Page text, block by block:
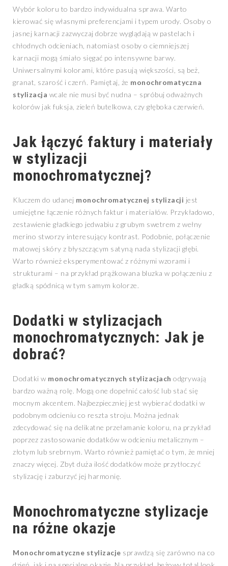
Wybór koloru to bardzo indywidualna sprawa. Warto
kierować się własnymi preferencjami i typem urody. Osoby o
jasnej karnacji zazwyczaj dobrze wyglądają w pastelach i
chłodnych odcieniach, natomiast osoby o ciemniejszej
karnacji mogą śmiało sięgać po intensywne barwy.
Uniwersalnymi kolorami, które pasują większości, są beż,
granat, szarość i czerń. Pamiętaj, że monochromatyczna
stylizacja wcale nie musi być nudna – spróbuj odważnych
kolorów jak fuksja, zieleń butelkowa, czy głęboka czerwień.
Jak łączyć faktury i materiały
w stylizacji
monochromatycznej?
Kluczem do udanej monochromatycznej stylizacji jest
umiejętne łączenie różnych faktur i materiałów. Przykładowo,
zestawienie gładkiego jedwabiu z grubym swetrem z wełny
merino stworzy interesujący kontrast. Podobnie, połączenie
matowej skóry z błyszczącym satyną nada stylizacji głębi.
Warto również eksperymentować z różnymi wzorami i
strukturami – na przykład prążkowana bluzka w połączeniu z
gładką spódnicą w tym samym kolorze.
Dodatki w stylizacjach
monochromatycznych: Jak je
dobrać?
Dodatki w monochromatycznych stylizacjach odgrywają
bardzo ważną rolę. Mogą one dopełnić całość lub stać się
mocnym akcentem. Najbezpieczniej jest wybierać dodatki w
podobnym odcieniu co reszta stroju. Można jednak
zdecydować się na delikatne przełamanie koloru, na przykład
poprzez zastosowanie dodatków w odcieniu metalicznym –
złotym lub srebrnym. Warto również pamiętać o tym, że mniej
znaczy więcej. Zbyt duża ilość dodatków może przytłoczyć
stylizację i zaburzyć jej harmonię.
Monochromatyczne stylizacje
na różne okazje
Monochromatyczne stylizacje sprawdzą się zarówno na co